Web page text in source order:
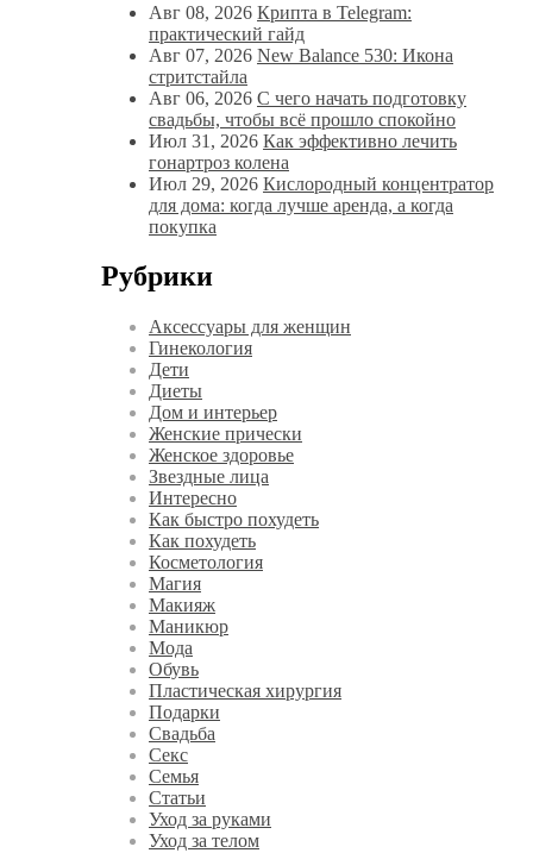
Авг 08, 2026 Крипта в Telegram:
практический гайд
Авг 07, 2026 New Balance 530: Икона
стритстайла
Авг 06, 2026 С чего начать подготовку
свадьбы, чтобы всё прошло спокойно
Июл 31, 2026 Как эффективно лечить
гонартроз колена
Июл 29, 2026 Кислородный концентратор
для дома: когда лучше аренда, а когда
покупка
Рубрики
Аксессуары для женщин
Гинекология
Дети
Диеты
Дом и интерьер
Женские прически
Женское здоровье
Звездные лица
Интересно
Как быстро похудеть
Как похудеть
Косметология
Магия
Макияж
Маникюр
Мода
Обувь
Пластическая хирургия
Подарки
Свадьба
Секс
Семья
Статьи
Уход за руками
Уход за телом